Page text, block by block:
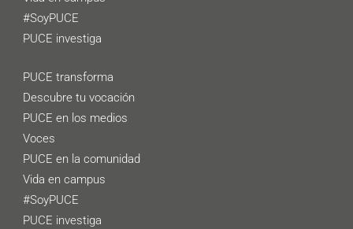
#SoyPUCE
PUCE investiga
PUCE transforma
Descubre tu vocación
PUCE en los medios
Voces
PUCE en la comunidad
Vida en campus
#SoyPUCE
PUCE investiga